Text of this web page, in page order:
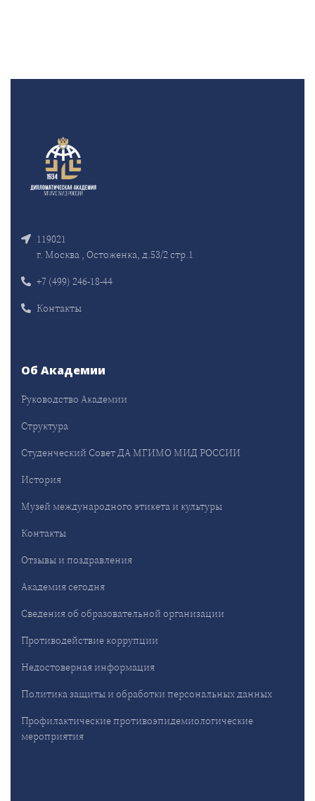
119021
г. Москва , Остоженка, д.53/2 стр.1
+7 (499) 246-18-44
Контакты
Об Академии
Руководство Академии
Структура
Студенческий Совет ДА МГИМО МИД РОССИИ
История
Музей международного этикета и культуры
Контакты
Отзывы и поздравления
Академия сегодня
Сведения об образовательной организации
Противодействие коррупции
Недостоверная информация
Политика защиты и обработки персональных данных
Профилактические противоэпидемиологические
мероприятия